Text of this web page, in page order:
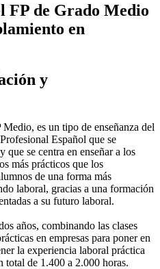
FP de Grado Medio
en
y
es un tipo de enseñanza del
Español que se
que se centra en enseñar a los
más prácticos que los
de una forma más
laboral, gracias a una formación
a su futuro laboral.
años, combinando las clases
en empresas para poner en
la experiencia laboral práctica
total de 1.400 a 2.000 horas.